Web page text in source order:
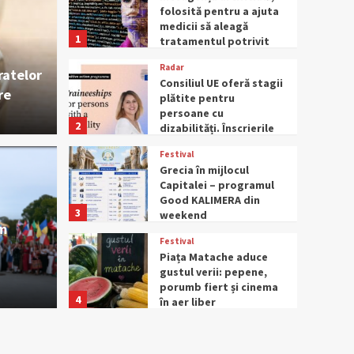
aduce gustul verii:
fiert și cinema în
1
folosită pentru a ajuta
medicii să aleagă
tratamentul potrivit
2
Radar
Consiliul UE oferă stagii
plătite pentru
persoane cu
dizabilități. Înscrierile
15 septembrie
3
Festival
Grecia în mijlocul
Capitalei – programul
Good KALIMERA din
weekend
4
Festival
Piața Matache aduce
gustul verii: pepene,
porumb fiert și cinema
în aer liber